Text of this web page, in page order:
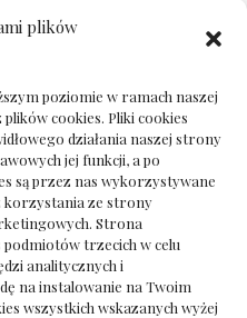
plików
poziomie w ramach naszej
cookies. Pliki cookies
działania naszej strony
jej funkcji, a po
są przez nas wykorzystywane
korzystania ze strony
Strona
trzecich w celu
analitycznych i
na instalowanie na Twoim
wszystkich wskazanych wyżej
przy zmianie biura
do salonu: jak wybrać bez